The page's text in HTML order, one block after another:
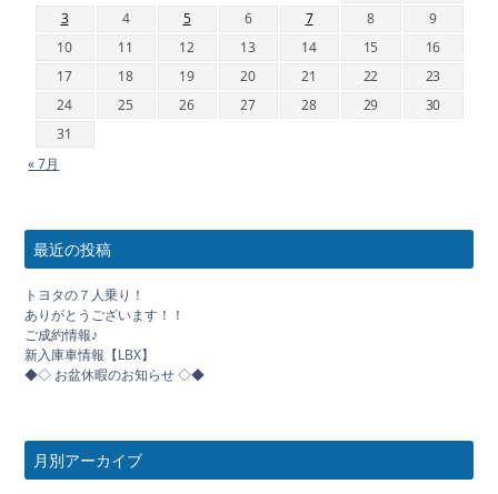
3 4 5 6 7 8
9
10
11 12 13 14 15
16
17
18 19 20 21 22
23
24
25 26 27 28 29
30
31
« 7月
最近の投稿
トヨタの７人乗り！
ありがとうございます！！
ご成約情報♪
新入庫車情報【LBX】
◆◇ お盆休暇のお知らせ ◇◆
月別アーカイブ